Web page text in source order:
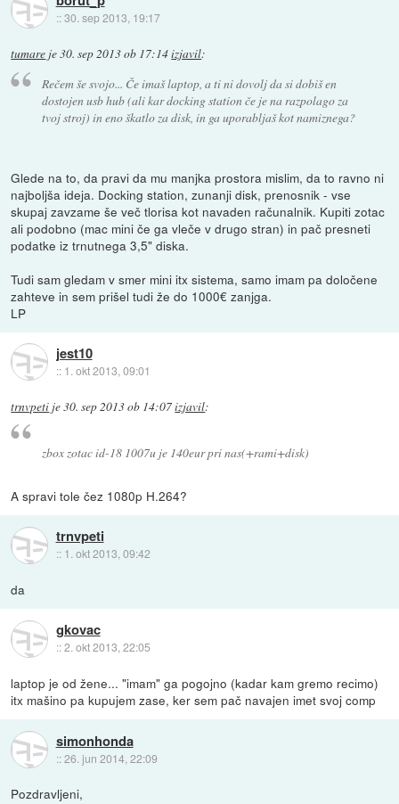
::30. sep 2013, 19:17
tumare je30. sep 2013 ob 17:14izjavil:
Rečem še svojo... Če imaš laptop, a ti ni dovolj da si dobiš en
dostojen usb hub (ali kar docking station če je na razpolago za
tvoj stroj) in eno škatlo za disk, in ga uporabljaš kot namiznega?
Glede na to, da pravi da mu manjka prostora mislim, da to ravno ni
najboljša ideja. Docking station, zunanji disk, prenosnik - vse
skupaj zavzame še več tlorisa kot navaden računalnik. Kupiti zotac
ali podobno (mac mini če ga vleče v drugo stran) in pač presneti
podatke iz trnutnega 3,5" diska.
Tudi sam gledam v smer mini itx sistema, samo imam pa določene
zahteve in sem prišel tudi že do 1000€ zanjga.
LP
jest10
:: 1. okt 2013, 09:01
trnvpeti je30. sep 2013 ob 14:07izjavil:
zbox zotac id-18 1007u je 140eur pri nas(+rami+disk)
A spravi tole čez 1080p H.264?
trnvpeti
:: 1. okt 2013, 09:42
da
gkovac
::2. okt 2013, 22:05
laptop je od žene... "imam" ga pogojno (kadar kam gremo recimo)
itx mašino pa kupujem zase, ker sem pač navajen imet svoj comp
simonhonda
::26. jun 2014, 22:09
Pozdravljeni,